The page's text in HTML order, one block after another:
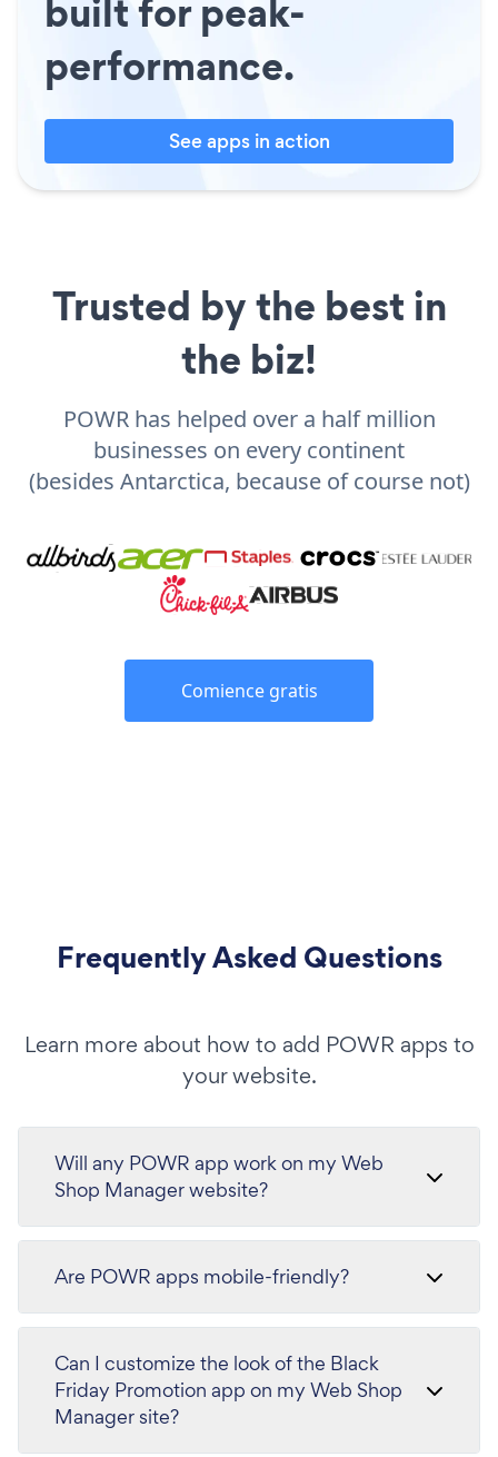
built for peak-
performance.
See apps in action
Trusted by the best in
the biz!
POWR has helped over a half million
businesses on every continent
(besides Antarctica, because of course not)
Comience gratis
Frequently Asked Questions
Learn more about how to add POWR apps to
your website.
Will any POWR app work on my Web
Shop Manager website?
Are POWR apps mobile-friendly?
Can I customize the look of the Black
Friday Promotion app on my Web Shop
Manager site?